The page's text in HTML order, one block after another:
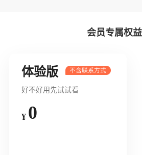
会员专属权益
体验版
好不好用先试试看
¥ 0